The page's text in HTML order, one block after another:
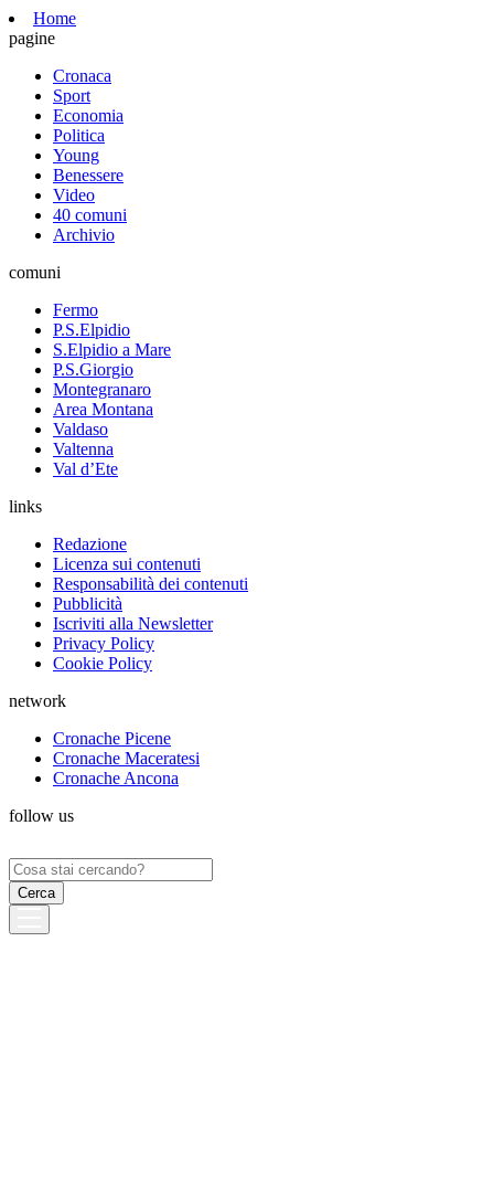
Home
pagine
Cronaca
Sport
Economia
Politica
Young
Benessere
Video
40 comuni
Archivio
comuni
Fermo
P.S.Elpidio
S.Elpidio a Mare
P.S.Giorgio
Montegranaro
Area Montana
Valdaso
Valtenna
Val d’Ete
links
Redazione
Licenza sui contenuti
Responsabilità dei contenuti
Pubblicità
Iscriviti alla Newsletter
Privacy Policy
Cookie Policy
network
Cronache Picene
Cronache Maceratesi
Cronache Ancona
follow us
Ricerca
per: